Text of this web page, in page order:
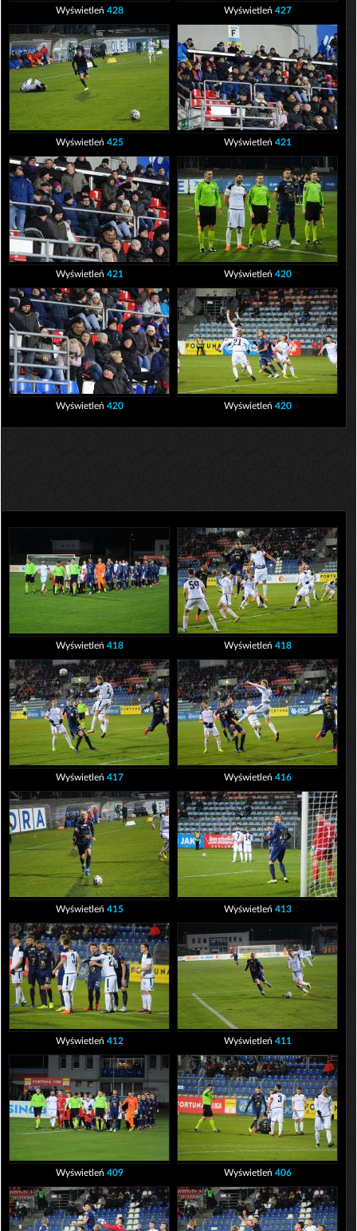
Wyświetleń 428 Wyświetleń 427
Wyświetleń 425 Wyświetleń 421
Wyświetleń 421 Wyświetleń 420
Wyświetleń 420 Wyświetleń 420
Wyświetleń 418 Wyświetleń 418
Wyświetleń 417 Wyświetleń 416
Wyświetleń 415 Wyświetleń 413
Wyświetleń 412 Wyświetleń 411
Wyświetleń 409 Wyświetleń 406